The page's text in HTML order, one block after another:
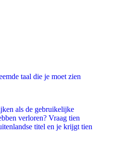
taal die je moet zien
als de gebruikelijke
verloren? Vraag tien
titel en je krijgt tien